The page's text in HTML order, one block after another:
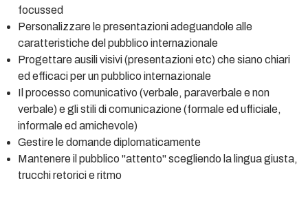
focussed
Personalizzare le presentazioni adeguandole alle
caratteristiche del pubblico internazionale
Progettare ausili visivi (presentazioni etc) che siano chiari
ed efficaci per un pubblico internazionale
Il processo comunicativo (verbale, paraverbale e non
verbale) e gli stili di comunicazione (formale ed ufficiale,
informale ed amichevole)
Gestire le domande diplomaticamente
Mantenere il pubblico "attento" scegliendo la lingua giusta,
trucchi retorici e ritmo